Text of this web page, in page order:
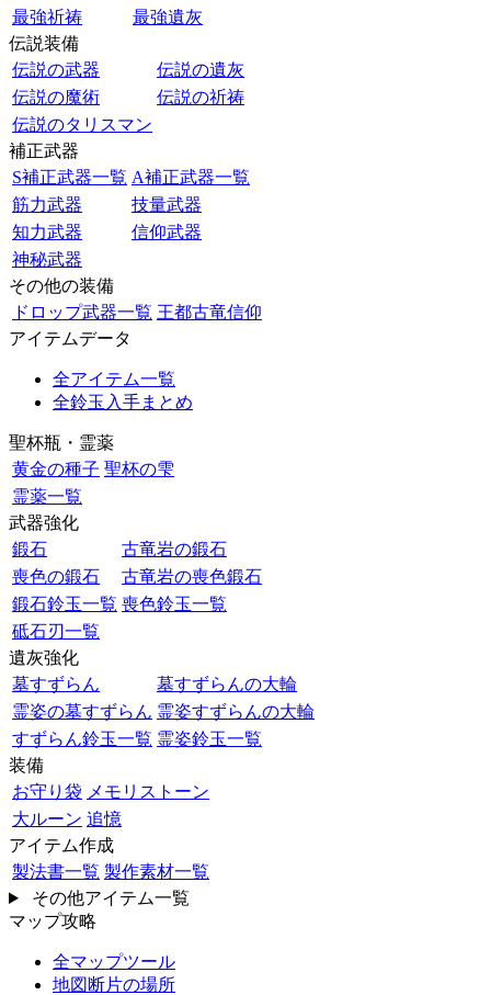
最強祈祷
最強遺灰
伝説装備
伝説の武器
伝説の遺灰
伝説の魔術
伝説の祈祷
伝説のタリスマン
補正武器
S補正武器一覧 A補正武器一覧
筋力武器
技量武器
知力武器
信仰武器
神秘武器
その他の装備
ドロップ武器一覧 王都古竜信仰
アイテムデータ
全アイテム一覧
全鈴玉入手まとめ
聖杯瓶・霊薬
黄金の種子 聖杯の雫
霊薬一覧
武器強化
鍛石
古竜岩の鍛石
喪色の鍛石
古竜岩の喪色鍛石
鍛石鈴玉一覧 喪色鈴玉一覧
砥石刃一覧
遺灰強化
墓すずらん
墓すずらんの大輪
霊姿の墓すずらん 霊姿すずらんの大輪
すずらん鈴玉一覧 霊姿鈴玉一覧
装備
お守り袋 メモリストーン
大ルーン 追憶
アイテム作成
製法書一覧 製作素材一覧
その他アイテム一覧
マップ攻略
全マップツール
地図断片の場所